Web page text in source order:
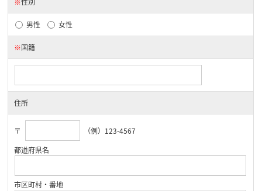
男性 女性
※国籍
住所
〒
（例）123-4567
都道府県名
市区町村・番地